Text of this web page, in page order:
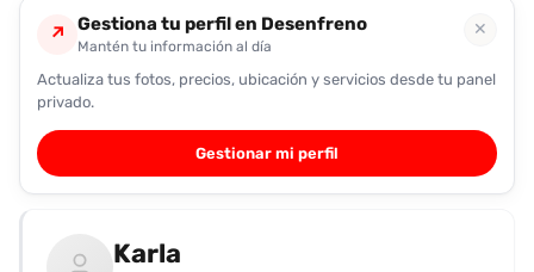
Favoritos
Pronto
podrás
registrarte
guardar
↗ Gestiona tu perfil en Desenfreno
Mantén tu información al día
✕
Actualiza tus fotos, precios, ubicación y servicios desde tu panel
privado.
Gestionar mi perfil
Karla